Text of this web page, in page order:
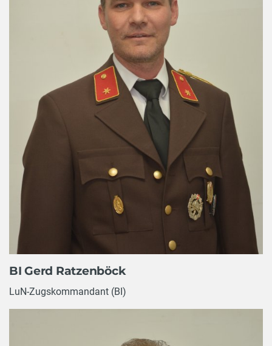
BI Gerd Ratzenböck
LuN-Zugskommandant (BI)